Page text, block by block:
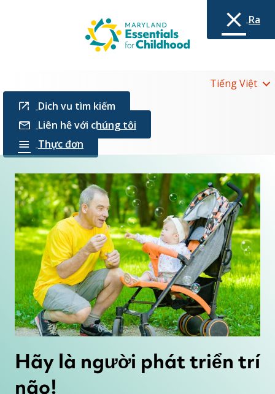
Tiếng Việt
Dịch vụ tìm kiếm
Liên hệ với chúng tôi
Thực đơn
Hãy là người phát triển trí
não!
Ra